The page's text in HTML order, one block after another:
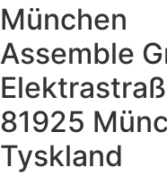
München
Assemble
81925
Tyskland